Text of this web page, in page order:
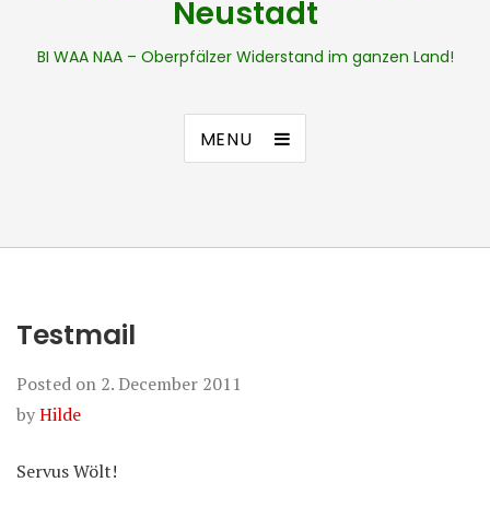
Neustadt
BI WAA NAA – Oberpfälzer Widerstand im ganzen Land!
MENU
Testmail
Posted on 2. December 2011
byHilde
Servus Wölt!